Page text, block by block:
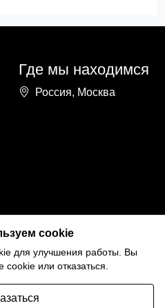
Где мы находимся
Россия, Москва
сетяхcookie
для улучшения работы. Вы
или отказаться.